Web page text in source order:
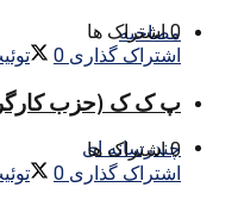
مصاحبه
چندرسانه ای
0 اشتراک ها
اشتراک گذاری 0
پ ک ک (حزب
0 اشتراک ها
اشتراک گذاری 0